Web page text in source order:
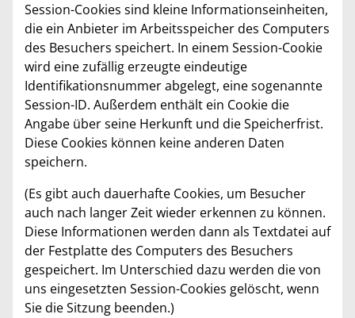
Session-Cookies sind kleine Informationseinheiten,
die ein Anbieter im Arbeitsspeicher des Computers
des Besuchers speichert. In einem Session-Cookie
wird eine zufällig erzeugte eindeutige
Identifikationsnummer abgelegt, eine sogenannte
Session-ID. Außerdem enthält ein Cookie die
Angabe über seine Herkunft und die Speicherfrist.
Diese Cookies können keine anderen Daten
speichern.
(Es gibt auch dauerhafte Cookies, um Besucher
auch nach langer Zeit wieder erkennen zu können.
Diese Informationen werden dann als Textdatei auf
der Festplatte des Computers des Besuchers
gespeichert. Im Unterschied dazu werden die von
uns eingesetzten Session-Cookies gelöscht, wenn
Sie die Sitzung beenden.)